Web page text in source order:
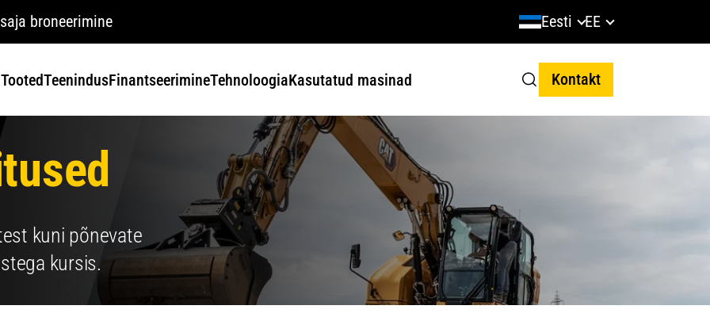
broneerimine Eesti EE
TootedTeenindusFinantseerimineTehnoloogiaKasutatud masinad Kontakt
kuni põnevate
kursis.